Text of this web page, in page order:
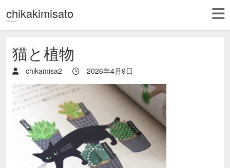
chikakimisato
猫と植物
chikamisa2 2026年4月9日